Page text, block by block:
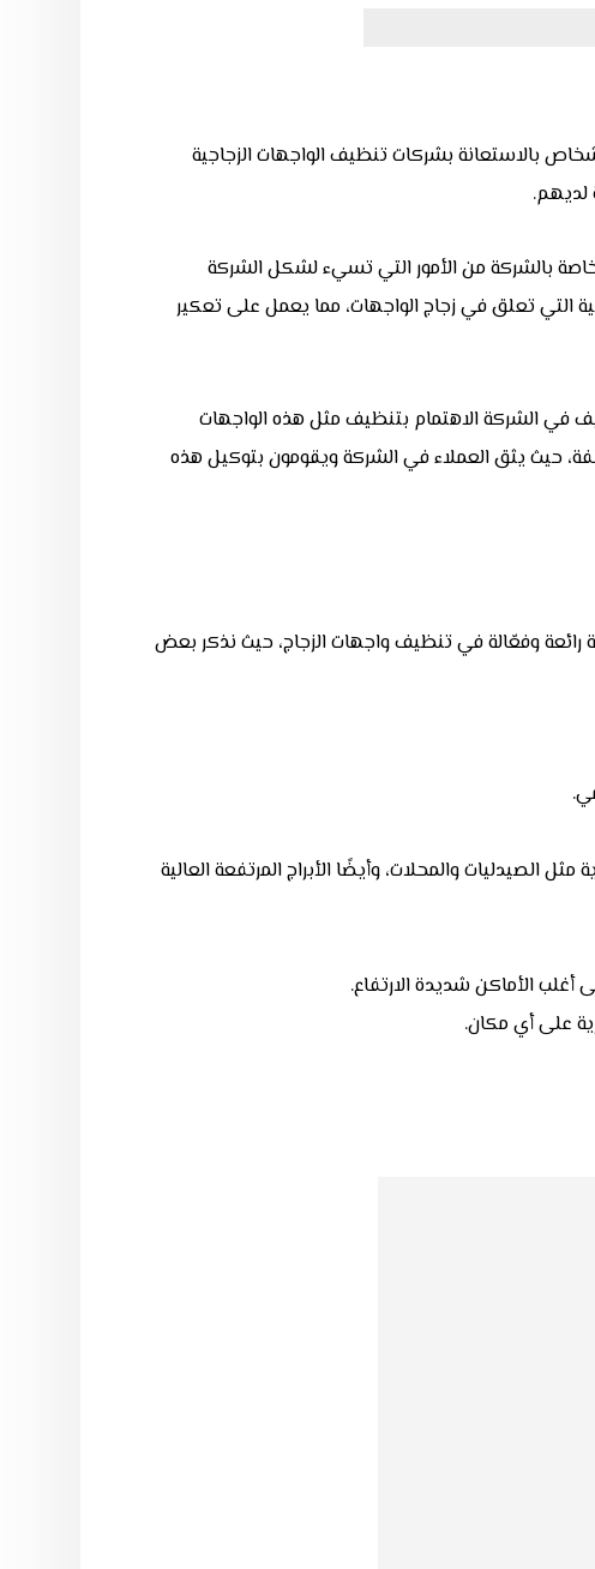
بالاستعانة بشركات تنظيف الواجهات الزجاجية
لديهم.
بالشركة من الأمور التي تسيء لشكل الشركة
التي تعلق في زجاج الواجهات، مما يعمل على تعكير
في الشركة الاهتمام بتنظيف مثل هذه الواجهات
حيث يثق العملاء في الشركة ويقومون بتوكيل هذه
وفعّالة في تنظيف واجهات الزجاج، حيث نذكر بعض
الصيدليات والمحلات، وأيضًا الأبراج المرتفعة العالية
الأماكن شديدة الارتفاع.
على أي مكان.